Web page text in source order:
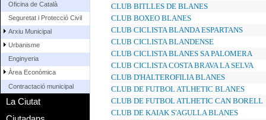
Oficina de Català
Seguretat i Protecció Civil
Arxiu Municipal
Urbanisme
Enginyeria
Àrea Econòmica
Contractació municipal
La Ciutat
CLUB BITLLES DE BLANES
CLUB BOXEO BLANES
CLUB CICLISTA BLANDA ESPARTANS
CLUB CICLISTA BLANDENSE
CLUB CICLISTA BLANES SA PALOMERA
CLUB CICLISTA COSTA BRAVA LA SELVA
CLUB D'HALTEROFILIA BLANES
CLUB DE FUTBOL ATLHETIC BLANES
CLUB DE FUTBOL ATLHETIC CAN BORELL
CLUB DE KAIAK S'AGULLA BLANES